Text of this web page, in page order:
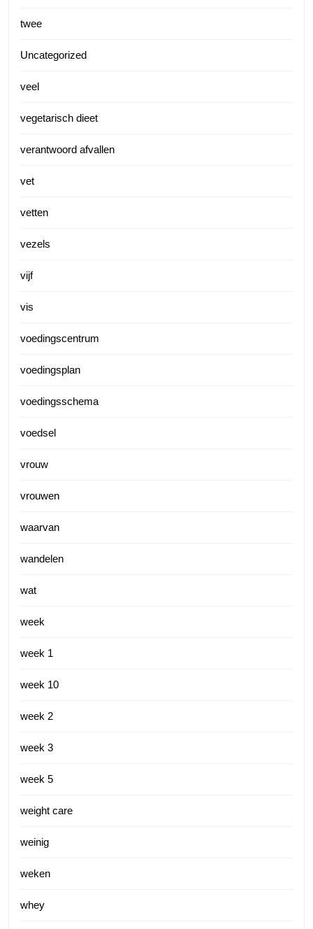
twee
Uncategorized
veel
vegetarisch dieet
verantwoord afvallen
vet
vetten
vezels
vijf
vis
voedingscentrum
voedingsplan
voedingsschema
voedsel
vrouw
vrouwen
waarvan
wandelen
wat
week
week 1
week 10
week 2
week 3
week 5
weight care
weinig
weken
whey